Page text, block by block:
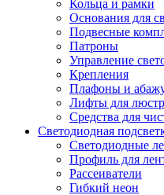
Кольца и рамки
Основания для
Подвесные
Патроны
Управление
Крепления
Плафоны и
Лифты для люстр
Средства для
Светодиодная
Светодиодные
Профиль для
Рассеиватели
Гибкий неон